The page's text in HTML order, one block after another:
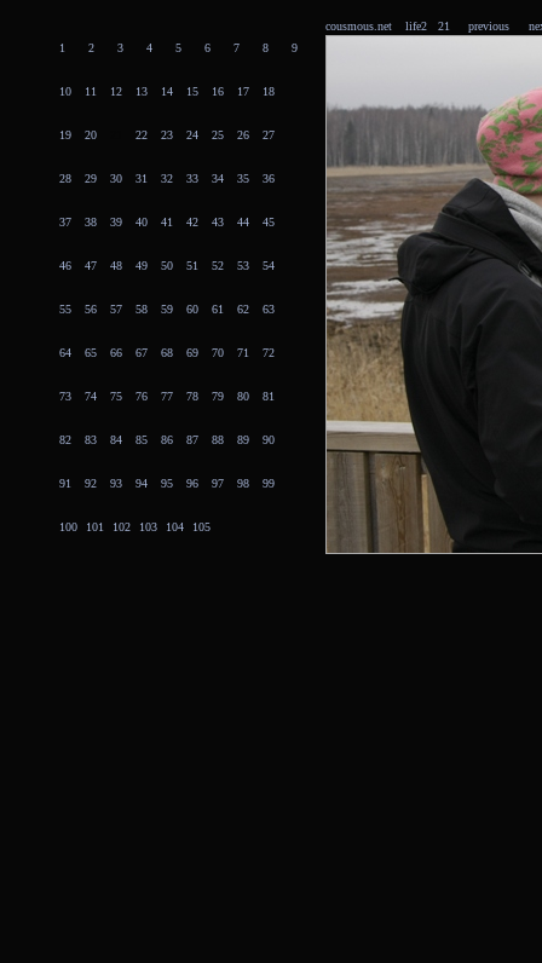
1 2 3 4 5 6 7 8 9
10 11 12 13 14 15 16 17 18
19 20 22 23 24 25 26 27
28 29 30 31 32 33 34 35 36
37 38 39 40 41 42 43 44 45
46 47 48 49 50 51 52 53 54
55 56 57 58 59 60 61 62 63
64 65 66 67 68 69 70 71 72
73 74 75 76 77 78 79 80 81
82 83 84 85 86 87 88 89 90
91 92 93 94 95 96 97 98 99
100 101 102 103 104 105
cousmous.net life2 21 previous